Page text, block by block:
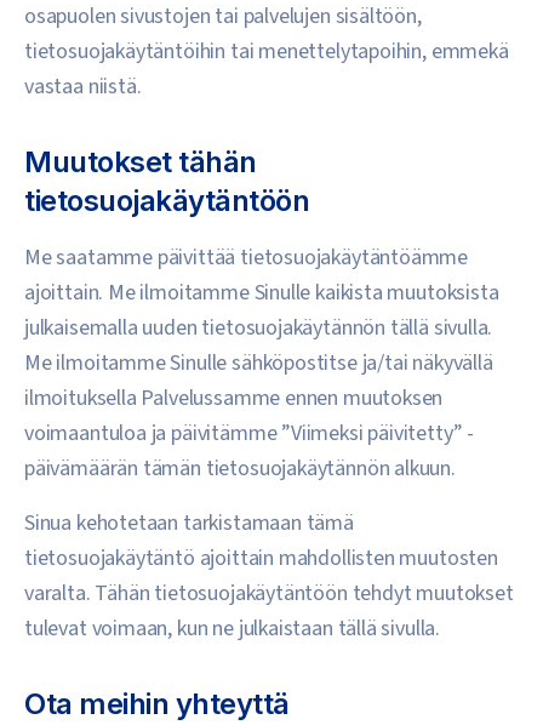
osapuolen sivustojen tai palvelujen sisältöön,
tietosuojakäytäntöihin tai menettelytapoihin, emmekä
vastaa niistä.
Muutokset tähän
tietosuojakäytäntöön
Me saatamme päivittää tietosuojakäytäntöämme
ajoittain. Me ilmoitamme Sinulle kaikista muutoksista
julkaisemalla uuden tietosuojakäytännön tällä sivulla.
Me ilmoitamme Sinulle sähköpostitse ja/tai näkyvällä
ilmoituksella Palvelussamme ennen muutoksen
voimaantuloa ja päivitämme ”Viimeksi päivitetty” -
päivämäärän tämän tietosuojakäytännön alkuun.
Sinua kehotetaan tarkistamaan tämä
tietosuojakäytäntö ajoittain mahdollisten muutosten
varalta. Tähän tietosuojakäytäntöön tehdyt muutokset
tulevat voimaan, kun ne julkaistaan tällä sivulla.
Ota meihin yhteyttä